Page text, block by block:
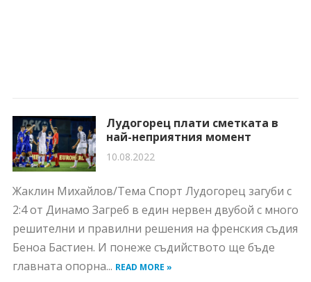
Лудогорец плати сметката в
най-неприятния момент
10.08.2022
Жаклин Михайлов/Тема Спорт Лудогорец загуби с
2:4 от Динамо Загреб в един нервен двубой с много
решителни и правилни решения на френския съдия
Беноа Бастиен. И понеже съдийството ще бъде
главната опорна... READ MORE »